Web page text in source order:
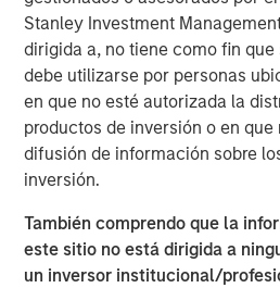
Stanley Investment
dirigida a, no tiene como fin
debe utilizarse por personas
en que no esté autorizada la
productos de inversión o en
difusión de información sobre
inversión.
También comprendo que la
este sitio no está dirigida a
un inversor institucional/
complement to other
Stock prices commonly
earnings, or the steady
make future investments
PVGO.
We analyze how PVGO as
measure of market timing
usefulness, mostly at the